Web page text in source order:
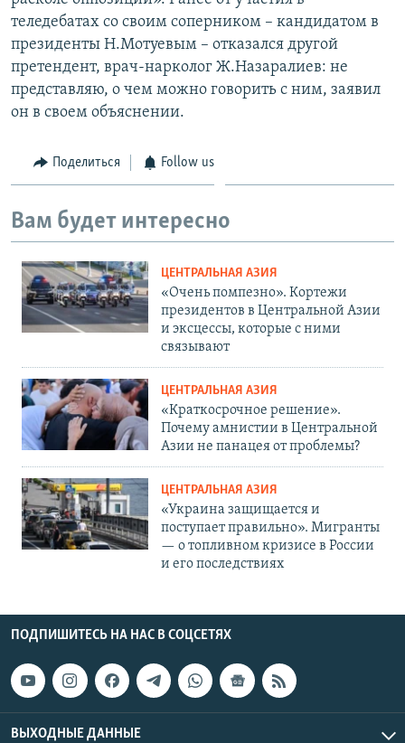
теледебатах со своим соперником – кандидатом в
президенты Н.Мотуевым – отказался другой
претендент, врач-нарколог Ж.Назаралиев: не
представляю, о чем можно говорить с ним, заявил
он в своем объяснении.
Поделиться Follow us
Вам будет интересно
ЦЕНТРАЛЬНАЯ АЗИЯ
«Очень помпезно». Кортежи
президентов в Центральной Азии
и эксцессы, которые с ними
связывают
ЦЕНТРАЛЬНАЯ АЗИЯ
«Краткосрочное решение».
Почему амнистии в Центральной
Азии не панацея от проблемы?
ЦЕНТРАЛЬНАЯ АЗИЯ
«Украина защищается и
поступает правильно». Мигранты
— о топливном кризисе в России
и его последствиях
ПОДПИШИТЕСЬ НА НАС В СОЦСЕТЯХ
ВЫХОДНЫЕ ДАННЫЕ